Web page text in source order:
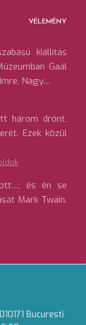
VÉLEMÉNY
kiállítás
Gaál
Nagy…
három drónt,
Ezek közül
és én se
Mark Twain.
Bucuresti